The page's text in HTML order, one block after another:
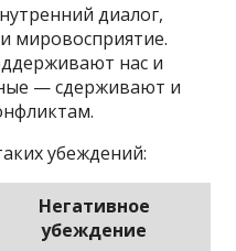
диалог,
мировосприятие.
нас и
— сдерживают и
убеждений:
Негативное
убеждение